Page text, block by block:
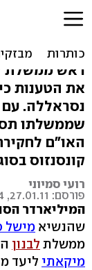
אני
את הטענות
נסראללה.
שממשלתו
האו"ם
קונסנזוס
רועי סמיוני
פורסם: 27.01.11, 03:54
המיליארדר
שהנשיא מישל
ממשלת לבנון
מיקאתי ליעד